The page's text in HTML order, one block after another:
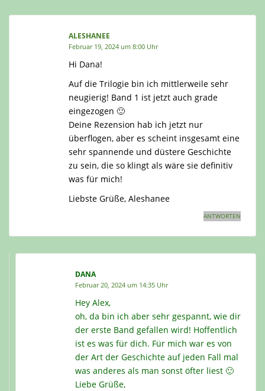
ALESHANEE
Februar 19, 2024 um 8:00 Uhr
Hi Dana!
Auf die Trilogie bin ich mittlerweile sehr
neugierig! Band 1 ist jetzt auch grade
eingezogen 🙂
Deine Rezension hab ich jetzt nur
überflogen, aber es scheint insgesamt eine
sehr spannende und düstere Geschichte
zu sein, die so klingt als wäre sie definitiv
was für mich!
Liebste Grüße, Aleshanee
ANTWORTEN
DANA
Februar 20, 2024 um 14:35 Uhr
Hey Alex,
oh, da bin ich aber sehr gespannt, wie dir
der erste Band gefallen wird! Hoffentlich
ist es was für dich. Für mich war es von
der Art der Geschichte auf jeden Fall mal
was anderes als man sonst öfter liest 🙂
Liebe Grüße,